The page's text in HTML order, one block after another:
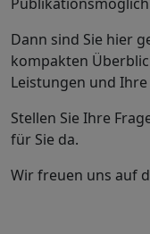
Dann sind Sie hier
kompakten
Leistungen und
Stellen Sie Ihre
für Sie da.
Wir freuen uns auf